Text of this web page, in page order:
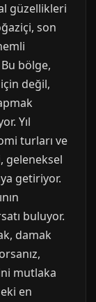
güzellikleri
son
bölge,
değil,
Yıl
turları ve
geleneksel
getiriyor.
buluyor.
damak
mutlaka
en